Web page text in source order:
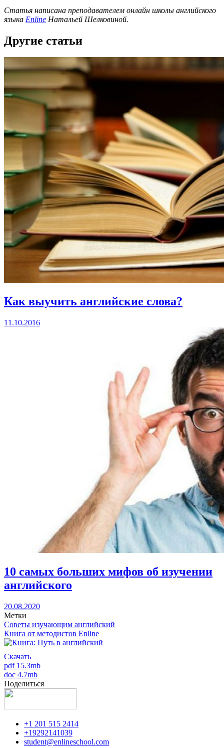
Статья написана преподавателем онлайн школы английского
языка Enline Натальей Шелковиной.
Другие статьи
Как выучить английские слова?
11.10.2016
10 самых больших мифов об изучении
английского
20.08.2020
Метки
Советы изучающим английский
Книга от методистов Enline
Скачать
pdf 15.3mb
doc 4.7mb
Поделиться
+1 201 515 2414
+19292141039
student@enlineschool.com